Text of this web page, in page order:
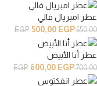
عطر امبريال فالي
650,00
EGP 500,00 EGP
عطر أنا الأبيض
700,00
EGP 600,00 EGP